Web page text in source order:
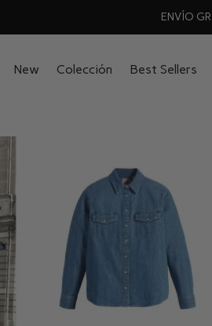
ENVÍO
New Colección Best Sellers